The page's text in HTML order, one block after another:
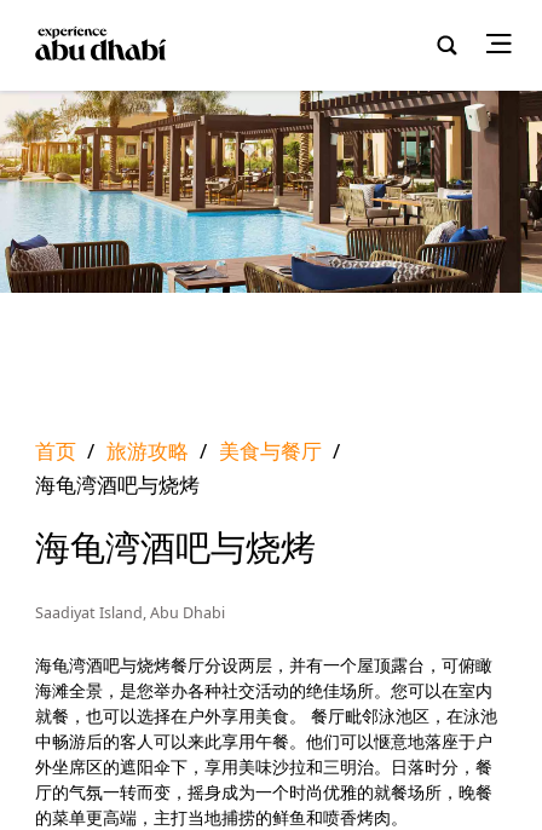
首页 / 旅游攻略 / 美食与餐厅 /
海龟湾酒吧与烧烤
海龟湾酒吧与烧烤
Saadiyat Island, Abu Dhabi
海龟湾酒吧与烧烤餐厅分设两层，并有一个屋顶露台，可俯瞰
海滩全景，是您举办各种社交活动的绝佳场所。您可以在室内
就餐，也可以选择在户外享用美食。 餐厅毗邻泳池区，在泳池
中畅游后的客人可以来此享用午餐。他们可以惬意地落座于户
外坐席区的遮阳伞下，享用美味沙拉和三明治。日落时分，餐
厅的气氛一转而变，摇身成为一个时尚优雅的就餐场所，晚餐
的菜单更高端，主打当地捕捞的鲜鱼和喷香烤肉。